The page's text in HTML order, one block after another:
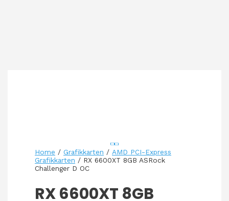
Home /Grafikkarten / AMD PCI-Express
Grafikkarten / RX 6600XT 8GB ASRock
Challenger D OC
RX 6600XT 8GB